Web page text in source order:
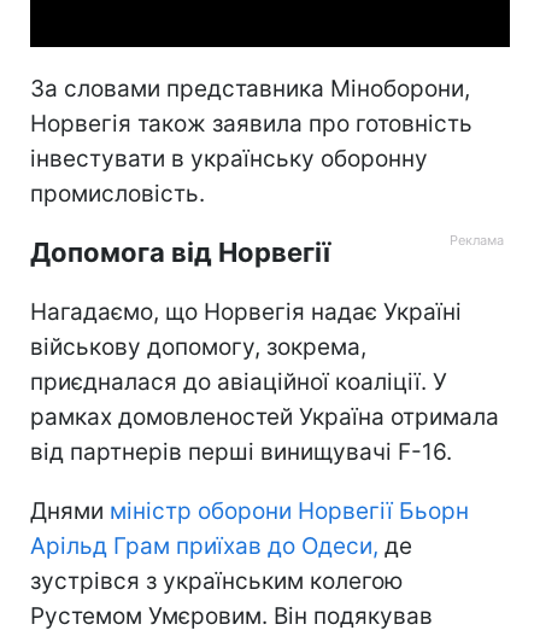
За словами представника Міноборони,
Норвегія також заявила про готовність
інвестувати в українську оборонну
промисловість.
Допомога від Норвегії
Нагадаємо, що Норвегія надає Україні
військову допомогу, зокрема,
приєдналася до авіаційної коаліції. У
рамках домовленостей Україна отримала
від партнерів перші винищувачі F-16.
Днями міністр оборони Норвегії Бьорн
Арільд Грам приїхав до Одеси, де
зустрівся з українським колегою
Рустемом Умєровим. Він подякував